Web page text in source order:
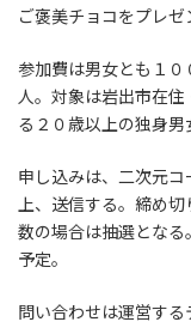
ご褒美チョコをプレゼ
参加費は男女とも１０
人。対象は岩出市在
る２０歳以上の独身男
申し込みは、二次元
上、送信する。締め
数の場合は抽選とな
予定。
問い合わせは運営す